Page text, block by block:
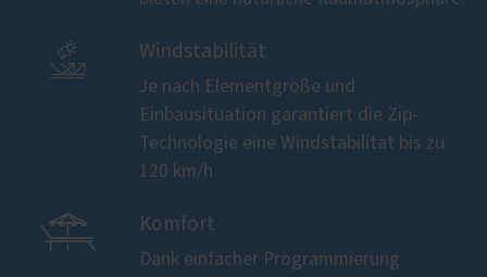
 Windstabilität
Je nach Elementgröße und
Einbausituation garantiert die Zip-
Technologie eine Windstabilität bis zu
120 km/h.
 Komfort
Dank einfacher Programmierung